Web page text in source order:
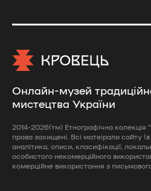
Онлайн-музей
мистецтва України
2014-2026(тм) Етнографічна
права захищені. Всі матеірали сайту
аналітика, описи, класифікації,
особистого некомерційного
комерційне використання з